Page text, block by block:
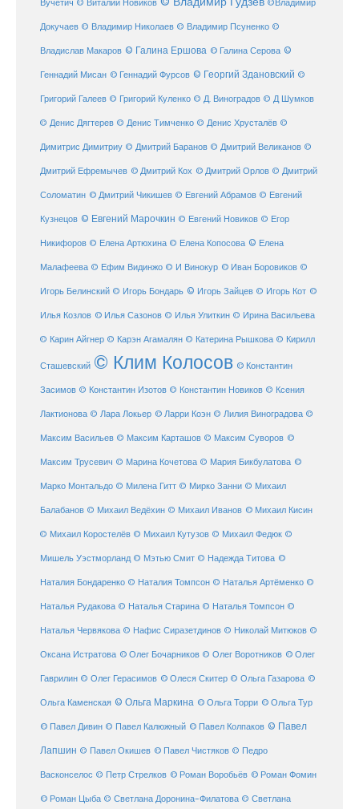
Вучетич © Виталий Новиков
©Владимир
Докучаев © Владимир Николаев © Владимир Псуненко ©
Владислав Макаров © Галина Ершова © Галина Серова ©
Геннадий Мисан © Геннадий Фурсов © Георгий Здановский ©
Григорий Галеев © Григорий Куленко © Д. Виноградов © Д Шумков
© Денис Дягтерев © Денис Тимченко © Денис Хрусталёв ©
Димитрис Димитриу © Дмитрий Баранов © Дмитрий Великанов ©
Дмитрий Ефремычев © Дмитрий Кох © Дмитрий Орлов © Дмитрий
Соломатин © Дмитрий Чикишев © Евгений Абрамов © Евгений
Кузнецов © Евгений Марочкин © Евгений Новиков © Егор
Никифоров © Елена Артюхина © Елена Копосова © Елена
Малафеева © Ефим Видинжо © И Винокур © Иван Боровиков ©
Игорь Белинский © Игорь Бондарь © Игорь Зайцев © Игорь Кот ©
Илья Козлов © Илья Сазонов © Илья Улиткин © Ирина Васильева
© Карин Айгнер © Карэн Агамалян © Катерина Рышкова © Кирилл
Сташевский © Клим Колосов © Константин
Засимов © Константин Изотов © Константин Новиков © Ксения
Лактионова © Лара Локьер © Ларри Коэн © Лилия Виноградова ©
Максим Васильев © Максим Карташов © Максим Суворов ©
Максим Трусевич © Марина Кочетова © Мария Бикбулатова ©
Марко Монтальдо © Милена Гитт © Мирко Занни © Михаил
Балабанов © Михаил Ведёхин © Михаил Иванов © Михаил Кисин
© Михаил Коростелёв © Михаил Кутузов © Михаил Федюк ©
Мишель Уэстморланд © Мэтью Смит © Надежда Титова ©
Наталия Бондаренко © Наталия Томпсон © Наталья Артёменко ©
Наталья Рудакова © Наталья Старина © Наталья Томпсон ©
Наталья Червякова © Нафис Сиразетдинов © Николай Митюков ©
Оксана Истратова © Олег Бочарников © Олег Воротников © Олег
Гаврилин © Олег Герасимов © Олеся Скитер © Ольга Газарова ©
Ольга Каменская © Ольга Маркина © Ольга Торри © Ольга Тур
© Павел Дивин © Павел Калюжный © Павел Колпаков © Павел
Лапшин © Павел Окишев © Павел Чистяков © Педро
Васконселос © Петр Стрелков © Роман Воробьёв © Роман Фомин
© Роман Цыба © Светлана Доронина-Филатова © Светлана